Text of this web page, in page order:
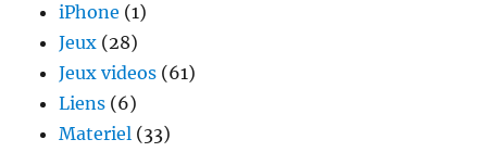
iPhone (1)
Jeux (28)
Jeux videos (61)
Liens (6)
Materiel (33)